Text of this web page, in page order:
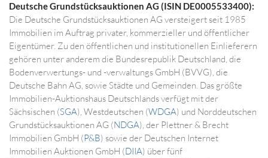
Deutsche Grundstücksauktionen AG (ISIN DE0005533400):
Die Deutsche Grundstücksauktionen AG versteigert seit 1985
Immobilien im Auftrag privater, kommerzieller und öffentlicher
Eigentümer. Zu den öffentlichen und institutionellen Einlieferern
gehören unter anderem die Bundesrepublik Deutschland, die
Bodenverwertungs- und -verwaltungs GmbH (BVVG), die
Deutsche Bahn AG, sowie Städte und Gemeinden. Das größte
Immobilien-Auktionshaus Deutschlands verfügt mit der
Sächsischen (SGA), Westdeutschen (WDGA) und Norddeutschen
Grundstücksauktionen AG (NDGA), der Plettner & Brecht
Immobilien GmbH (P&B) sowie der Deutschen Internet
Immobilien Auktionen GmbH (DIIA) über fünf